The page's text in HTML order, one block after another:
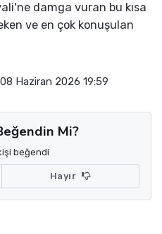
damga vuran bu kısa
ve en çok konuşulan
08 Haziran 2026 19:59
Mi?
beğendi
Hayır